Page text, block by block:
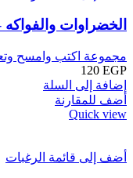
الخضراوات
مجموعة اكتب وامسح
120 EGP
إضافة إلى السلة
أضف للمقارنة
Quick view
أضف إلى قائمة الرغبات